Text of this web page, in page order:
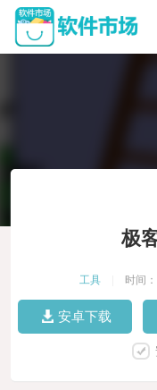
极
工具 时间
安卓下载